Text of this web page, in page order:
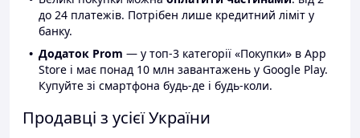
до 24 платежів. Потрібен лише кредитний ліміт у
банку.
Додаток Prom — у топ-3 категорії «Покупки» в App
Store і має понад 10 млн завантажень у Google Play.
Купуйте зі смартфона будь-де і будь-коли.
Продавці з усієї України